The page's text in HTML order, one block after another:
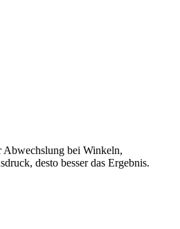
Abwechslung bei Winkeln,
desto besser das Ergebnis.